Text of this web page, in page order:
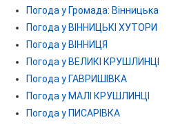
Погода у Громада: Вінницька
Погода у ВІННИЦЬКІ ХУТОРИ
Погода у ВІННИЦЯ
Погода у ВЕЛИКІ КРУШЛИНЦІ
Погода у ГАВРИШІВКА
Погода у МАЛІ КРУШЛИНЦІ
Погода у ПИСАРІВКА